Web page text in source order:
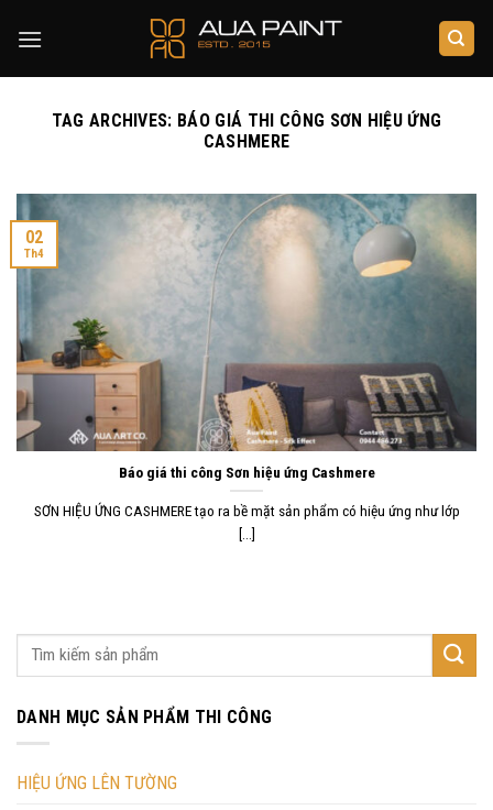
TAG ARCHIVES: BÁO GIÁ THI CÔNG SƠN HIỆU ỨNG
CASHMERE
Báo giá thi công Sơn hiệu ứng Cashmere
SƠN HIỆU ỨNG CASHMERE tạo ra bề mặt sản phẩm có hiệu ứng như lớp
[...]
02
Th4
DANH MỤC SẢN PHẨM THI CÔNG
HIỆU ỨNG LÊN TƯỜNG